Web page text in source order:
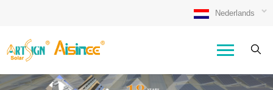
Nederlands